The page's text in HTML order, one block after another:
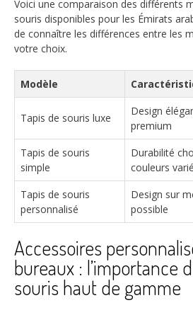
Voici une comparaison des différents
souris disponibles pour les Émirats
de connaître les différences entre les
votre choix.
Modèle
Tapis de souris luxe
Design
premium
Tapis de souris
simple
Durabilité
couleurs
Tapis de souris
personnalisé
Design sur
possible
Accessoires
bureaux : l’importance
souris haut de gamme